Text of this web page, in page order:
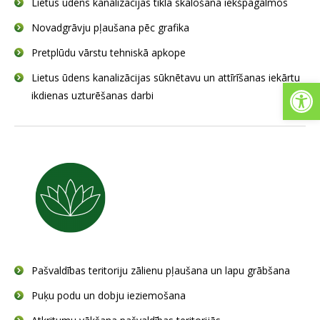
Novadgrāvju pļaušana pēc grafika
Pretplūdu vārstu tehniskā apkope
Lietus ūdens kanalizācijas sūknētavu un attīrīšanas iekārtu
ikdienas uzturēšanas darbi
Pašvaldības teritoriju zālienu pļaušana un lapu grābšana
Puķu podu un dobju ieziemošana